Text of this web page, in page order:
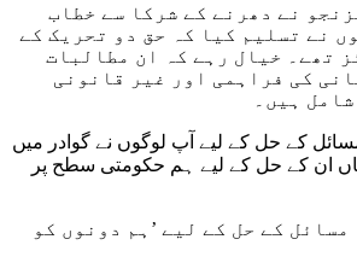
نے دھرنے کے شرکا سے خطاب
نے تسلیم کیا کہ حق دو تحریک کے
تھے۔ خیال رہے کہ ان مطالبات
کی فراہمی اور غیر قانونی
ہیں۔
مسائل کے حل کے لیے آپ لوگوں نے گوادر میں
ان کے حل کے لیے ہم حکومتی سطح پر
مسائل کے حل کے لیے ’ہم دونوں کو